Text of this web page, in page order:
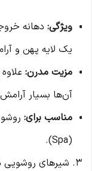
ویژگی: دهانه
یک لایه پهن و
مزیت مدرن:
آن‌ها بسیار
مناسب برای:
(Spa).
۳. شیرهای روشویی دیجیتال و سنسوردار هوشمند